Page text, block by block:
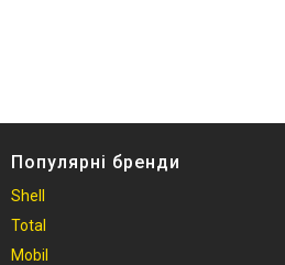
KIA 🚗
Популярні бренди
Shell
Total
Mobil